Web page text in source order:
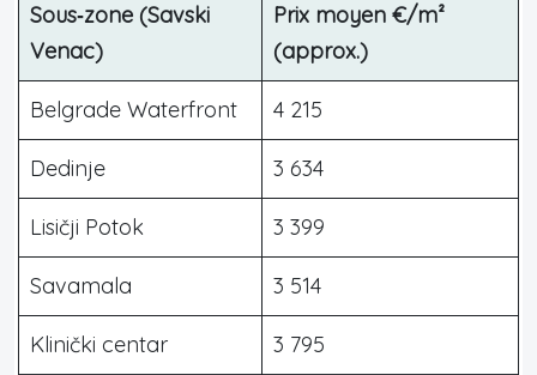
Sous‑zone (Savski
Venac)
Prix moyen €/m²
(approx.)
Belgrade Waterfront 4 215
Dedinje 3 634
Lisičji Potok 3 399
Savamala 3 514
Klinički centar 3 795